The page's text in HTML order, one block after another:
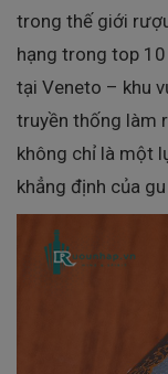
trong thế giới
hạng trong top
tại Veneto – khu
truyền thống làm
không chỉ là một
khẳng định của